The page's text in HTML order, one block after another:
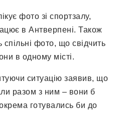
фото зі спортзалу,
в Антверпені. Також
фото, що свідчить
в одному місті.
ситуацію заявив, що
разом з ним – вони б
готувались би до